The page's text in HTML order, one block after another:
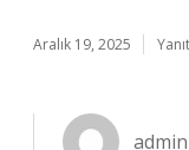
Aralık 19, 2025
admin